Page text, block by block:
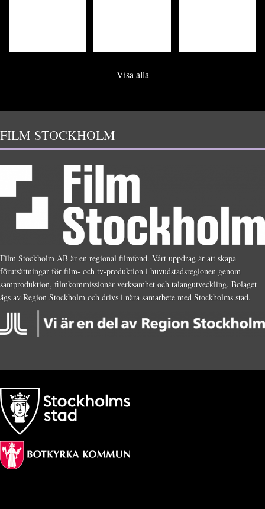
Visa alla
FILM STOCKHOLM
Film Stockholm AB är en regional filmfond. Vårt uppdrag är att skapa
förutsättningar för film- och tv-produktion i huvudstadsregionen genom
samproduktion, filmkommissionär verksamhet och talangutveckling. Bolaget
ägs av Region Stockholm och drivs i nära samarbete med Stockholms stad.